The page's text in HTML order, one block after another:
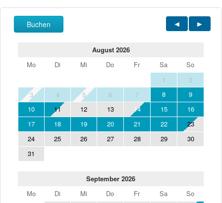
Buchen
August 2026
Mo
Di Mi Do Fr Sa
So
1
2
3
4 5 6 7 8
9
10
11 12 13 14 15
16
17
18 19 20 21 22
23
24
25 26 27 28 29
30
31
September 2026
Mo
Di Mi Do Fr Sa
So